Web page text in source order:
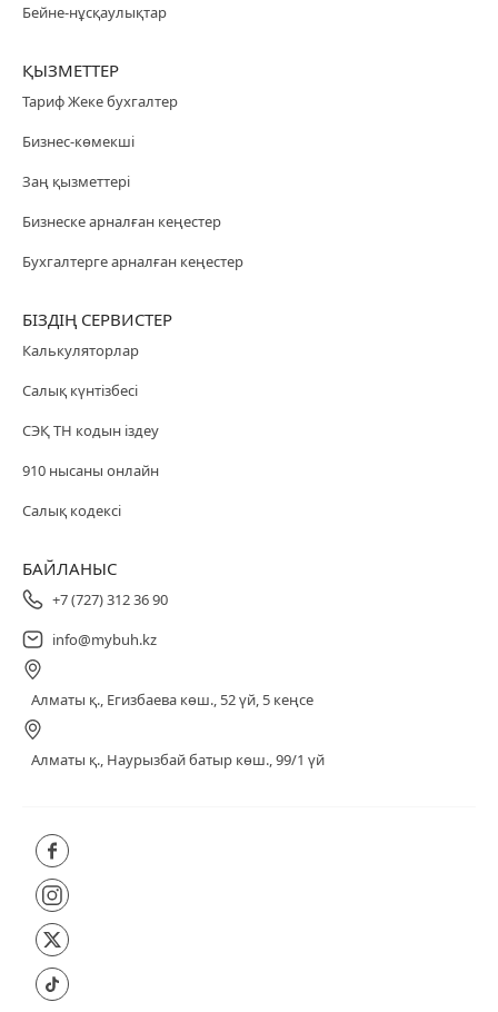
Бейне-нұсқаулықтар
ҚЫЗМЕТТЕР
Тариф Жеке бухгалтер
Бизнес-көмекші
Заң қызметтері
Бизнеске арналған кеңестер
Бухгалтерге арналған кеңестер
БІЗДІҢ СЕРВИСТЕР
Калькуляторлар
Салық күнтізбесі
СЭҚ ТН кодын іздеу
910 нысаны онлайн
Салық кодексі
БАЙЛАНЫС
+7 (727) 312 36 90
info@mybuh.kz
Алматы қ., Егизбаева көш., 52 үй, 5 кеңсе
Алматы қ., Наурызбай батыр көш., 99/1 үй